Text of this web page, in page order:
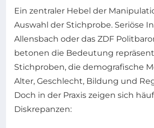
Ein zentraler Hebel der
Auswahl der Stichprobe. Seriöse
Allensbach oder das ZDF
betonen die Bedeutung
Stichproben, die demografische
Alter, Geschlecht, Bildung und
Doch in der Praxis zeigen sich
Diskrepanzen: